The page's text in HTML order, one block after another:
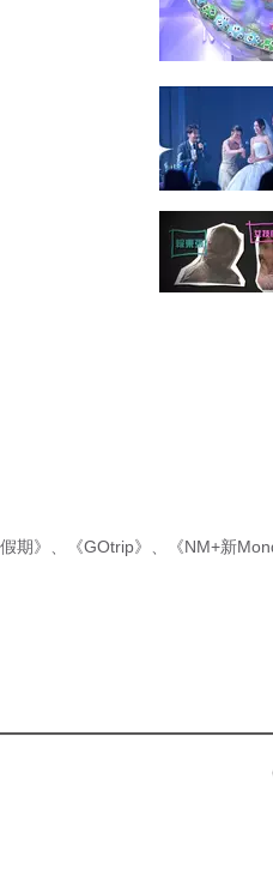
期》 《GOtrip》 《NM+新